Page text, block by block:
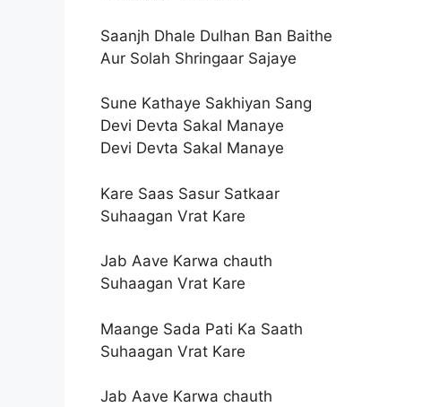
Saanjh Dhale Dulhan Ban Baithe
Aur Solah Shringaar Sajaye
Sune Kathaye Sakhiyan Sang
Devi Devta Sakal Manaye
Devi Devta Sakal Manaye
Kare Saas Sasur Satkaar
Suhaagan Vrat Kare
Jab Aave Karwa chauth
Suhaagan Vrat Kare
Maange Sada Pati Ka Saath
Suhaagan Vrat Kare
Jab Aave Karwa chauth